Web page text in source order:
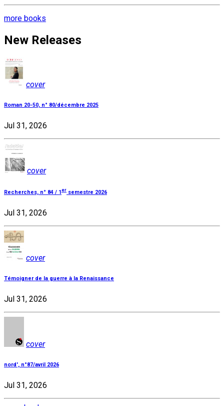
more books
New Releases
cover
Roman 20-50, n° 80/décembre 2025
Jul 31, 2026
cover
Recherches, n° 84 / 1 er semestre 2026
Jul 31, 2026
cover
Témoigner de la guerre à la Renaissance
Jul 31, 2026
cover
nord', n°87/avril 2026
Jul 31, 2026